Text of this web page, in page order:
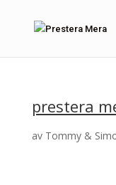
prestera
av Tommy &